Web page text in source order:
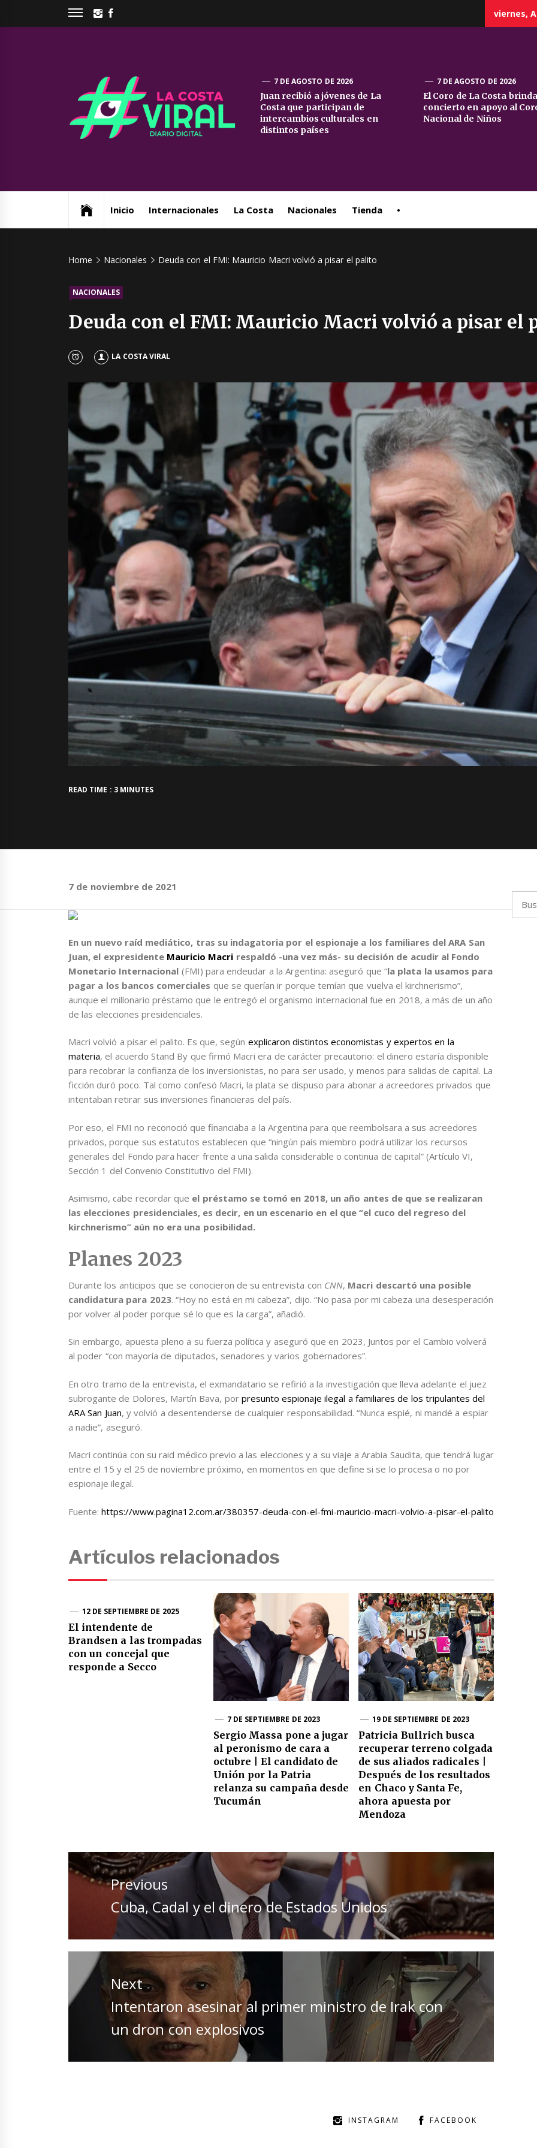
INSTAGRAM
viernes,
La
Costa
7 DE AGOSTO DE 2026
Juan recibió a jóvenes de La
Costa que participan de
intercambios culturales en
distintos países
7 DE AGOSTO DE 2026
El Coro de La Costa
concierto en apoyo al
Nacional de Niños
Inicio Internacionales La Costa Nacionales Tienda •
Home Nacionales Deuda con el FMI: Mauricio Macri volvió a pisar el palito
NACIONALES
Deuda con el FMI: Mauricio Macri volvió a pisar el
LA COSTA VIRAL
READ TIME : 3 MINUTES
7 de noviembre de 2021
En un nuevo raíd mediático, tras su indagatoria por el espionaje a los familiares del ARA San
Juan, el expresidente Mauricio Macri respaldó -una vez más- su decisión de acudir al Fondo
Monetario Internacional (FMI) para endeudar a la Argentina: aseguró que “la plata la usamos para
pagar a los bancos comerciales que se querían ir porque temían que vuelva el kirchnerismo”,
aunque el millonario préstamo que le entregó el organismo internacional fue en 2018, a más de un año
de las elecciones presidenciales.
Macri volvió a pisar el palito. Es que, según explicaron distintos economistas y expertos en la
materia, el acuerdo Stand By que firmó Macri era de carácter precautorio: el dinero estaría disponible
para recobrar la confianza de los inversionistas, no para ser usado, y menos para salidas de capital. La
ficción duró poco. Tal como confesó Macri, la plata se dispuso para abonar a acreedores privados que
intentaban retirar sus inversiones financieras del país.
Por eso, el FMI no reconoció que financiaba a la Argentina para que reembolsara a sus acreedores
privados, porque sus estatutos establecen que “ningún país miembro podrá utilizar los recursos
generales del Fondo para hacer frente a una salida considerable o continua de capital” (Artículo VI,
Sección 1 del Convenio Constitutivo del FMI).
Asimismo, cabe recordar que el préstamo se tomó en 2018, un año antes de que se realizaran
las elecciones presidenciales, es decir, en un escenario en el que “el cuco del regreso del
kirchnerismo” aún no era una posibilidad.
Planes 2023
Durante los anticipos que se conocieron de su entrevista con CNN, Macri descartó una posible
candidatura para 2023. “Hoy no está en mi cabeza”, dijo. “No pasa por mi cabeza una desesperación
por volver al poder porque sé lo que es la carga”, añadió.
Sin embargo, apuesta pleno a su fuerza política y aseguró que en 2023, Juntos por el Cambio volverá
al poder “con mayoría de diputados, senadores y varios gobernadores”.
En otro tramo de la entrevista, el exmandatario se refirió a la investigación que lleva adelante el juez
subrogante de Dolores, Martín Bava, por presunto espionaje ilegal a familiares de los tripulantes del
ARA San Juan, y volvió a desentenderse de cualquier responsabilidad. “Nunca espié, ni mandé a espiar
a nadie”, aseguró.
Macri continúa con su raid médico previo a las elecciones y a su viaje a Arabia Saudita, que tendrá lugar
entre el 15 y el 25 de noviembre próximo, en momentos en que define si se lo procesa o no por
espionaje ilegal.
Fuente:https://www.pagina12.com.ar/380357-deuda-con-el-fmi-mauricio-macri-volvio-a-pisar-el-palito
Artículos relacionados
12 DE SEPTIEMBRE DE 2025
El intendente de
Brandsen a las trompadas
con un concejal que
responde a Secco
7 DE SEPTIEMBRE DE 2023
Sergio Massa pone a jugar
al peronismo de cara a
octubre | El candidato de
Unión por la Patria
relanza su campaña desde
Tucumán
19 DE SEPTIEMBRE DE 2023
Patricia Bullrich busca
recuperar terreno colgada
de sus aliados radicales |
Después de los resultados
en Chaco y Santa Fe,
ahora apuesta por
Mendoza
Navegación
de
entradas
Previous
Previous
post:
Cuba, Cadal y el dinero de Estados Unidos
Next
Next
post:
Intentaron asesinar al primer ministro de Irak con
un dron con explosivos
INSTAGRAM FACEBOOK